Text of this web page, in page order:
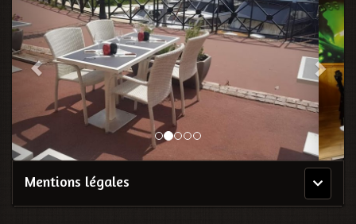
Menu
principal
Mentions légales